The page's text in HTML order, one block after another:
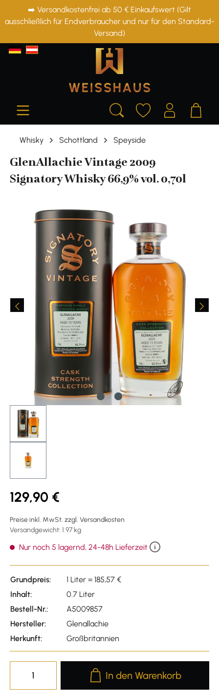
springen
➡️ Versandkostenfrei ab 50 € Einkaufswert (Gilt
ausschließlich für Endverbraucher und nur für den Standard-
Versand)
Whisky Schottland Speyside
GlenAllachie Vintage 2009
Signatory Whisky 66,9% vol. 0,70l
Bildergalerie überspringen
129,90 €
Preise inkl. MwSt. zzgl. Versandkosten
Versandgewicht: 1.97 kg
Nur noch 5 lagernd, 24-48h Lieferzeit
Grundpreis:
1 Liter = 185,57 €
Inhalt:
0.7 Liter
Bestell-Nr.:
A5009857
Hersteller:
Glenallachie
Herkunft:
Großbritannien
Produkt Anzahl: Gib den
In den Warenkorb